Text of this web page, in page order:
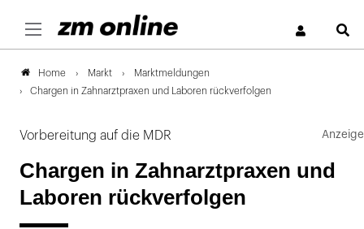
Home Markt
Marktmeldungen
Chargen in Zahnarztpraxen und Laboren rückverfolgen
Vorbereitung auf die MDR
Chargen in Zahnarztpraxen und
Laboren rückverfolgen